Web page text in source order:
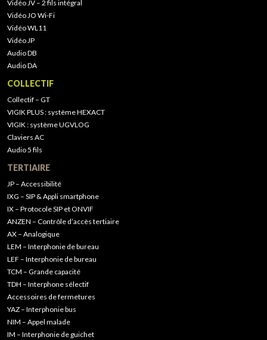
Vidéo JV – 2 fils intégral
Vidéo JO Wi-Fi
Vidéo WL11
Vidéo JP
Audio DB
Audio DA
COLLECTIF
Collectif – GT
VIGIK PLUS : système HEXACT
VIGIK : système UGVLOG
Claviers AC
Audio 5 fils
TERTIAIRE
JP – Accessibilité
IXG – SIP & Appli smartphone
IX – Protocole SIP et ONVIF
ANZEN – Contrôle d’accès tertiaire
AX – Analogique
LEM – Interphonie de bureau
LEF – Interphonie de bureau
TCM – Grande capacité
TDH – Interphone sélectif
Accessoires de fermetures
YAZ – Interphonie bus
NIM – Appel malade
IM – Interphonie de guichet